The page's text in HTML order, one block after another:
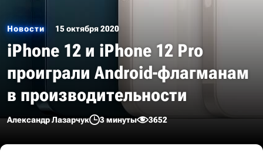
Новости 15 октября 2020
iPhone 12 и iPhone 12 Pro
проиграли Android-флагманам
в производительности
Александр Лазарчук 3 минуты 3652